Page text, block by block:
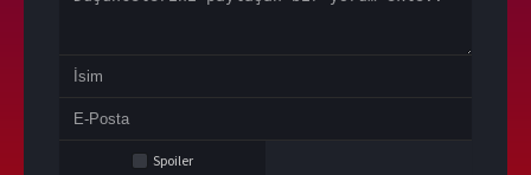
Spoiler